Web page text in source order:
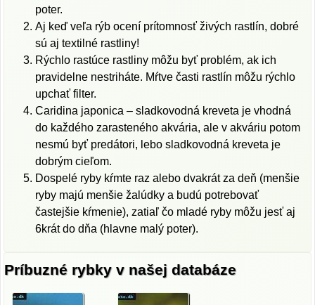
poter.
Aj keď veľa rýb ocení prítomnosť živých rastlín, dobré
sú aj textilné rastliny!
Rýchlo rastúce rastliny môžu byť problém, ak ich
pravidelne nestriháte. Mŕtve časti rastlín môžu rýchlo
upchať filter.
Caridina japonica – sladkovodná kreveta je vhodná
do každého zarasteného akvária, ale v akváriu potom
nesmú byť predátori, lebo sladkovodná kreveta je
dobrým cieľom.
Dospelé ryby kŕmte raz alebo dvakrát za deň (menšie
ryby majú menšie žalúdky a budú potrebovať
častejšie kŕmenie), zatiaľ čo mladé ryby môžu jesť aj
6krát do dňa (hlavne malý poter).
Príbuzné rybky v našej databáze